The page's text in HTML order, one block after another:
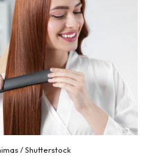
/ Shutterstock